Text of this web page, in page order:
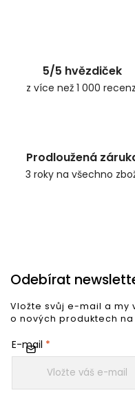
5/5 hvězdiček
z více než 1 000
Prodloužená
3 roky na všechno
Odebírat
Vložte svůj e-mail a my
o nových produktech
E-mail